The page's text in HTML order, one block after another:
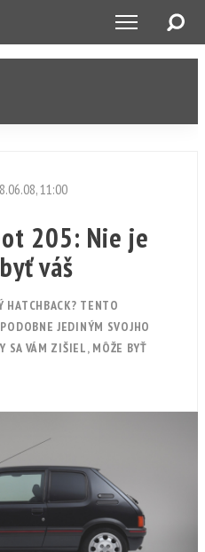
11:00
205: Nie je
váš
HATCHBACK? TENTO
JEDINÝM SVOJHO
SA VÁM ZIŠIEL, MÔŽE BYŤ